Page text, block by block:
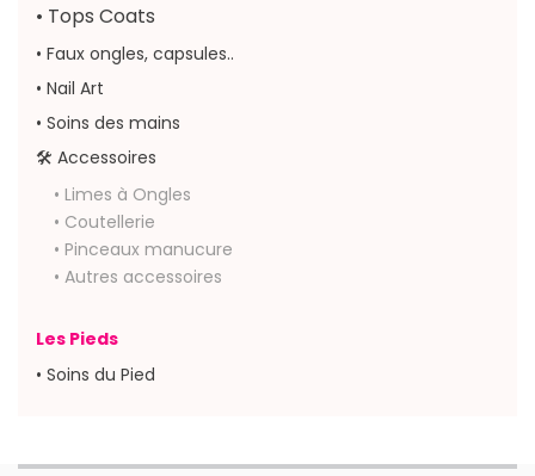
• Tops Coats
• Faux ongles, capsules..
• Nail Art
• Soins des mains
🛠 Accessoires
• Limes à Ongles
• Coutellerie
• Pinceaux manucure
• Autres accessoires
Les Pieds
• Soins du Pied